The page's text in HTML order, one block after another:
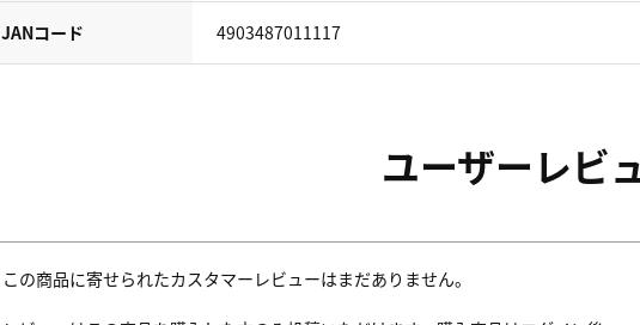
JANコード 4903487011117
ユーザーレビ
この商品に寄せられたカスタマーレビューはまだありません。